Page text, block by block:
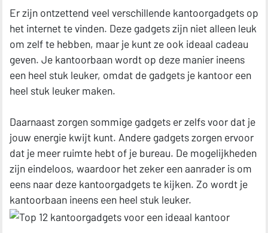
Er zijn ontzettend veel verschillende kantoorgadgets op
het internet te vinden. Deze gadgets zijn niet alleen leuk
om zelf te hebben, maar je kunt ze ook ideaal cadeau
geven. Je kantoorbaan wordt op deze manier ineens
een heel stuk leuker, omdat de gadgets je kantoor een
heel stuk leuker maken.
Daarnaast zorgen sommige gadgets er zelfs voor dat je
jouw energie kwijt kunt. Andere gadgets zorgen ervoor
dat je meer ruimte hebt of je bureau. De mogelijkheden
zijn eindeloos, waardoor het zeker een aanrader is om
eens naar deze kantoorgadgets te kijken. Zo wordt je
kantoorbaan ineens een heel stuk leuker.